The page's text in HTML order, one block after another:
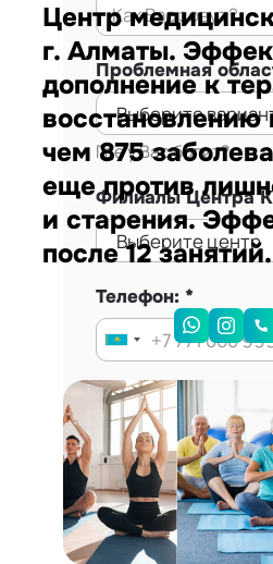
Проблемная
Где у Вас болит?
Филиалы Центра
Телефон:
Запись на
Центр
г. Алматы.
дополнение к
восстановлению
чем 875
еще против
и старения.
после 12 занятий.